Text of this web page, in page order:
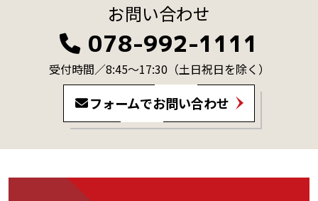
お問い合わせ
078-992-1111
受付時間／8:45～17:30（土日祝日を除く）
フォームでお問い合わせ